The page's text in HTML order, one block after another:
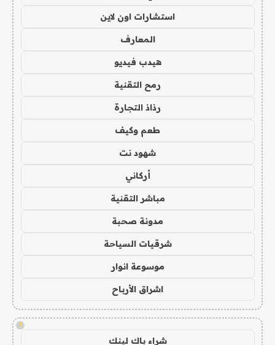
استشارات اون لاين
المعارف
هيدب فيديو
رمح التقنية
رذاذ التجارة
طعم وكيف
شهود نت
أركاني
مباشر التقنية
مدونة صحبة
شرقيات السياحة
موسوعة انوار
اشراق الأرباح
!
شراء باك لينك